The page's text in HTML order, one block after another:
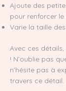
Ajoute des
pour renforcer le
Varie la taille
Avec ces
! N’oublie pas
n’hésite pas à
travers ce détail.